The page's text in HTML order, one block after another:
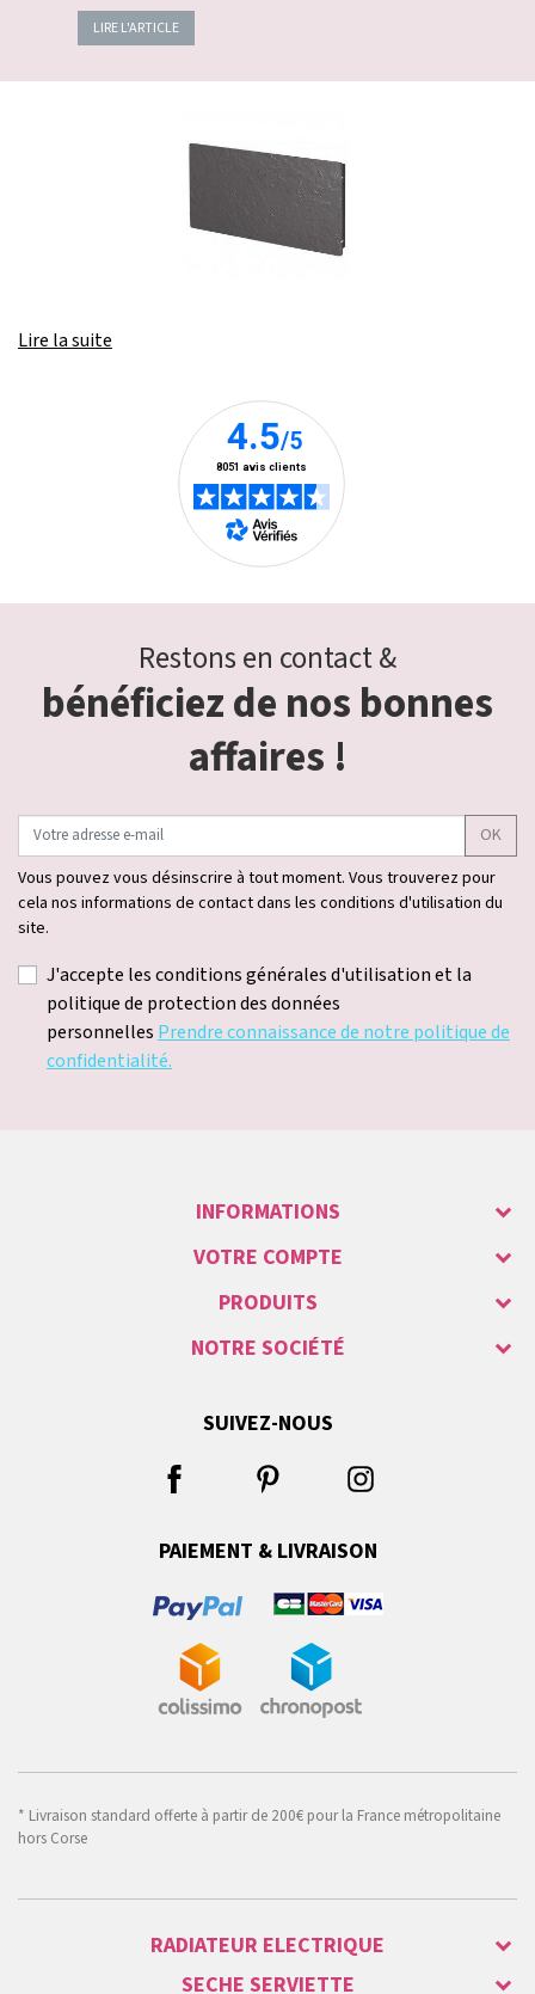
LIRE L'ARTICLE
Lire la suite
Restons en contact &
bénéficiez de nos bonnes
affaires !
OK
Vous pouvez vous désinscrire à tout moment. Vous trouverez pour
cela nos informations de contact dans les conditions d'utilisation du
site.
J'accepte les conditions générales d'utilisation et la
politique de protection des données
personnelles Prendre connaissance de notre politique de
confidentialité.
INFORMATIONS
VOTRE COMPTE
PRODUITS
NOTRE SOCIÉTÉ
SUIVEZ-NOUS
PAIEMENT & LIVRAISON
* Livraison standard offerte à partir de 200€ pour la France métropolitaine
hors Corse
RADIATEUR ELECTRIQUE
SECHE SERVIETTE